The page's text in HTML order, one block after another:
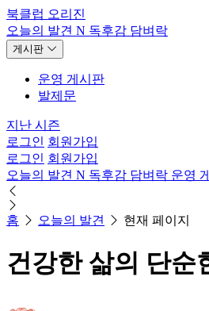
북클럽 오리진
오늘의 발견 N 독후감 담벼락
게시판
운영 게시판
발제문
지난 시즌
로그인 회원가입
로그인 회원가입
오늘의 발견 N 독후감 담벼락 운영
홈 오늘의 발견 현재 페이지
건강한 삶의 단순